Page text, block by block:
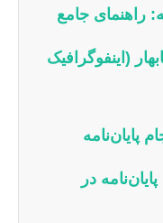
راهنمای جامع
(اینفوگرافیک
پایان‌نامه
در